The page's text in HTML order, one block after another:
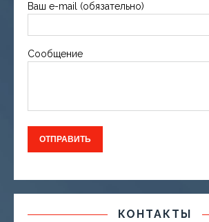
Ваш e-mail (обязательно)
Сообщение
КОНТАКТЫ